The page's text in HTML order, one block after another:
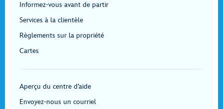
Informez-vous avant de partir
Services à la clientèle
Règlements sur la propriété
Cartes
Aperçu du centre d’aide
Envoyez-nous un courriel